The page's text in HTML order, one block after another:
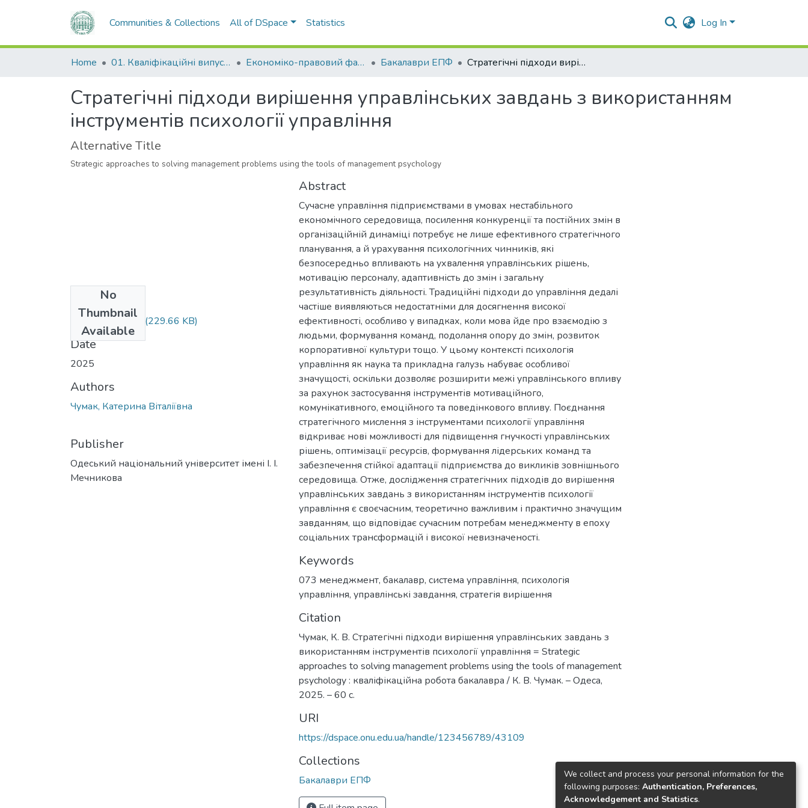
Communities & Collections All of DSpace Statistics Log In
Home 01. Кваліфікаційні випускні роботи здобувачів вищої освіти Економіко-правовий факультет Бакалаври ЕПФ Стратегічні підходи вирішення управлінських завдань з використанням інструментів психології управління
Стратегічні підходи вирішення управлінських завдань з використанням
інструментів психології управління
Alternative Title
Strategic approaches to solving management problems using the tools of management psychology
No
Thumbnail
Available
073_Чумак.docx (229.66 KB)
Date
2025
Authors
Чумак, Катерина Віталіївна
Publisher
Одеський національний університет імені І. І.
Мечникова
Abstract
Сучасне управління підприємствами в умовах нестабільного
економічного середовища, посилення конкуренції та постійних змін в
організаційній динаміці потребує не лише ефективного стратегічного
планування, а й урахування психологічних чинників, які
безпосередньо впливають на ухвалення управлінських рішень,
мотивацію персоналу, адаптивність до змін і загальну
результативність діяльності. Традиційні підходи до управління дедалі
частіше виявляються недостатніми для досягнення високої
ефективності, особливо у випадках, коли мова йде про взаємодію з
людьми, формування команд, подолання опору до змін, розвиток
корпоративної культури тощо. У цьому контексті психологія
управління як наука та прикладна галузь набуває особливої
значущості, оскільки дозволяє розширити межі управлінського впливу
за рахунок застосування інструментів мотиваційного,
комунікативного, емоційного та поведінкового впливу. Поєднання
стратегічного мислення з інструментами психології управління
відкриває нові можливості для підвищення гнучкості управлінських
рішень, оптимізації ресурсів, формування лідерських команд та
забезпечення стійкої адаптації підприємства до викликів зовнішнього
середовища. Отже, дослідження стратегічних підходів до вирішення
управлінських завдань з використанням інструментів психології
управління є своєчасним, теоретично важливим і практично значущим
завданням, що відповідає сучасним потребам менеджменту в епоху
соціальних трансформацій і високої невизначеності.
Keywords
073 менеджмент, бакалавр, система управління, психологія
управління, управлінські завдання, стратегія вирішення
Citation
Чумак, К. В. Стратегічні підходи вирішення управлінських завдань з
використанням інструментів психології управління = Strategic
approaches to solving management problems using the tools of management
psychology : кваліфікаційна робота бакалавра / К. В. Чумак. – Одеса,
2025. – 60 с.
URI
https://dspace.onu.edu.ua/handle/123456789/43109
Collections
Бакалаври ЕПФ
We collect and process your personal information for the
following purposes: Authentication, Preferences,
Acknowledgement and Statistics.